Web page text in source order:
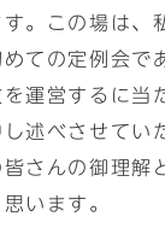
。この場は、
ての定例会で
運営するに当
述べさせてい
さんの御理解
います。